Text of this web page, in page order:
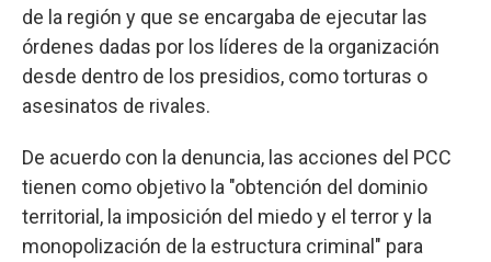
de la región y que se encargaba de ejecutar las
órdenes dadas por los líderes de la organización
desde dentro de los presidios, como torturas o
asesinatos de rivales.
De acuerdo con la denuncia, las acciones del PCC
tienen como objetivo la "obtención del dominio
territorial, la imposición del miedo y el terror y la
monopolización de la estructura criminal" para